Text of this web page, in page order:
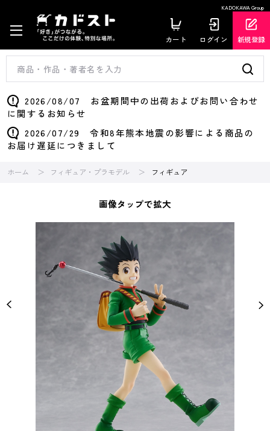
KADOKAWA Group
カート ログイン 新規登録
2026/08/07 お盆期間中の出荷およびお問い合わせ
に関するお知らせ
2026/07/29 令和8年熊本地震の影響による商品の
お届け遅延につきまして
ホーム フィギュア・プラモデル フィギュア
画像タップで拡大